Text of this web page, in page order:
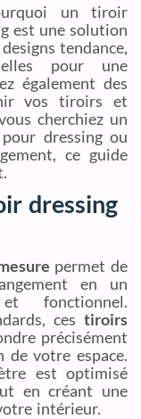
un tiroir
est une solution
tendance,
pour une
également des
vos tiroirs et
cherchiez un
dressing ou
ce guide
dressing
permet de
en un
fonctionnel.
ces tiroirs
précisément
de votre espace.
est optimisé
en créant une
intérieur.